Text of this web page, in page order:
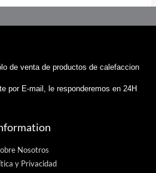
de venta de productos de calefaccion
por E-mail, le responderemos en 24H
Nosotros
y Privacidad